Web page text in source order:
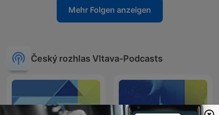
Mehr Folgen anzeigen
Český rozhlas Vltava-Podcasts